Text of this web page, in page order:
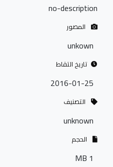
no-description
المصور
unkown
تاريخ التقاط
2016-01-25
التصنيف
unknown
الحجم
1 MB